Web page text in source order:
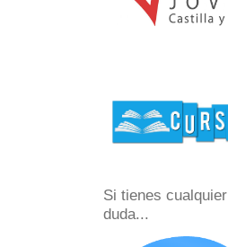
Si tienes cualquier
duda...